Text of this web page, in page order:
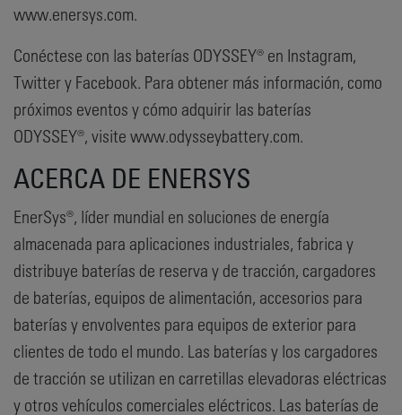
www.enersys.com.
Conéctese con las baterías ODYSSEY® en Instagram,
Twitter y Facebook. Para obtener más información, como
próximos eventos y cómo adquirir las baterías
ODYSSEY®, visite www.odysseybattery.com.
ACERCA DE ENERSYS
EnerSys®, líder mundial en soluciones de energía
almacenada para aplicaciones industriales, fabrica y
distribuye baterías de reserva y de tracción, cargadores
de baterías, equipos de alimentación, accesorios para
baterías y envolventes para equipos de exterior para
clientes de todo el mundo. Las baterías y los cargadores
de tracción se utilizan en carretillas elevadoras eléctricas
y otros vehículos comerciales eléctricos. Las baterías de